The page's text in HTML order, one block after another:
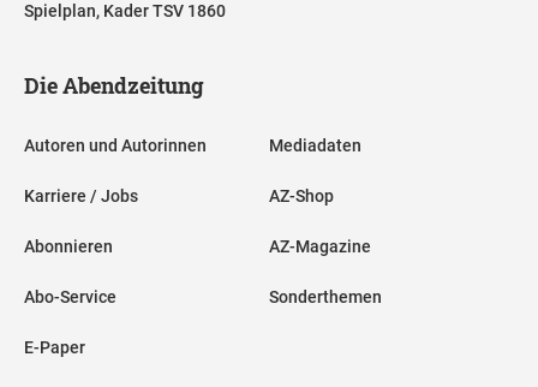
Spielplan, Kader TSV 1860
Die Abendzeitung
Autoren und Autorinnen
Karriere / Jobs
Abonnieren
Abo-Service
E-Paper
Mediadaten
AZ-Shop
AZ-Magazine
Sonderthemen